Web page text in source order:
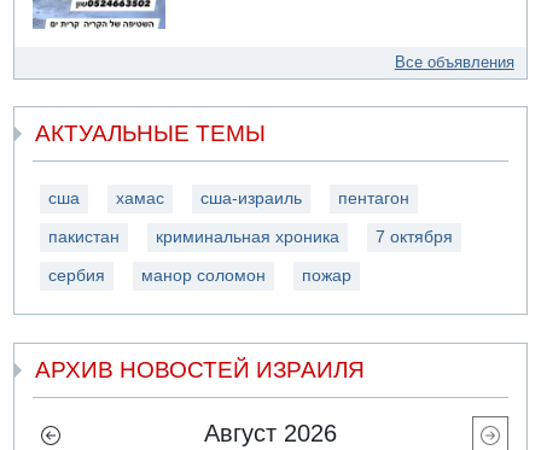
Все объявления
АКТУАЛЬНЫЕ ТЕМЫ
сша хамас сша-израиль пентагон
пакистан криминальная хроника 7 октября
сербия манор соломон пожар
АРХИВ НОВОСТЕЙ ИЗРАИЛЯ
Август 2026